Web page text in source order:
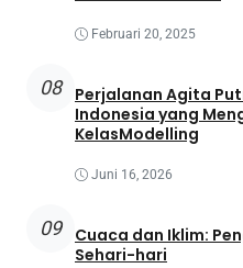
Februari 20, 2025
08
Perjalanan Agita
Indonesia yang
KelasModelling
Juni 16, 2026
09
Cuaca dan Iklim:
Sehari-hari